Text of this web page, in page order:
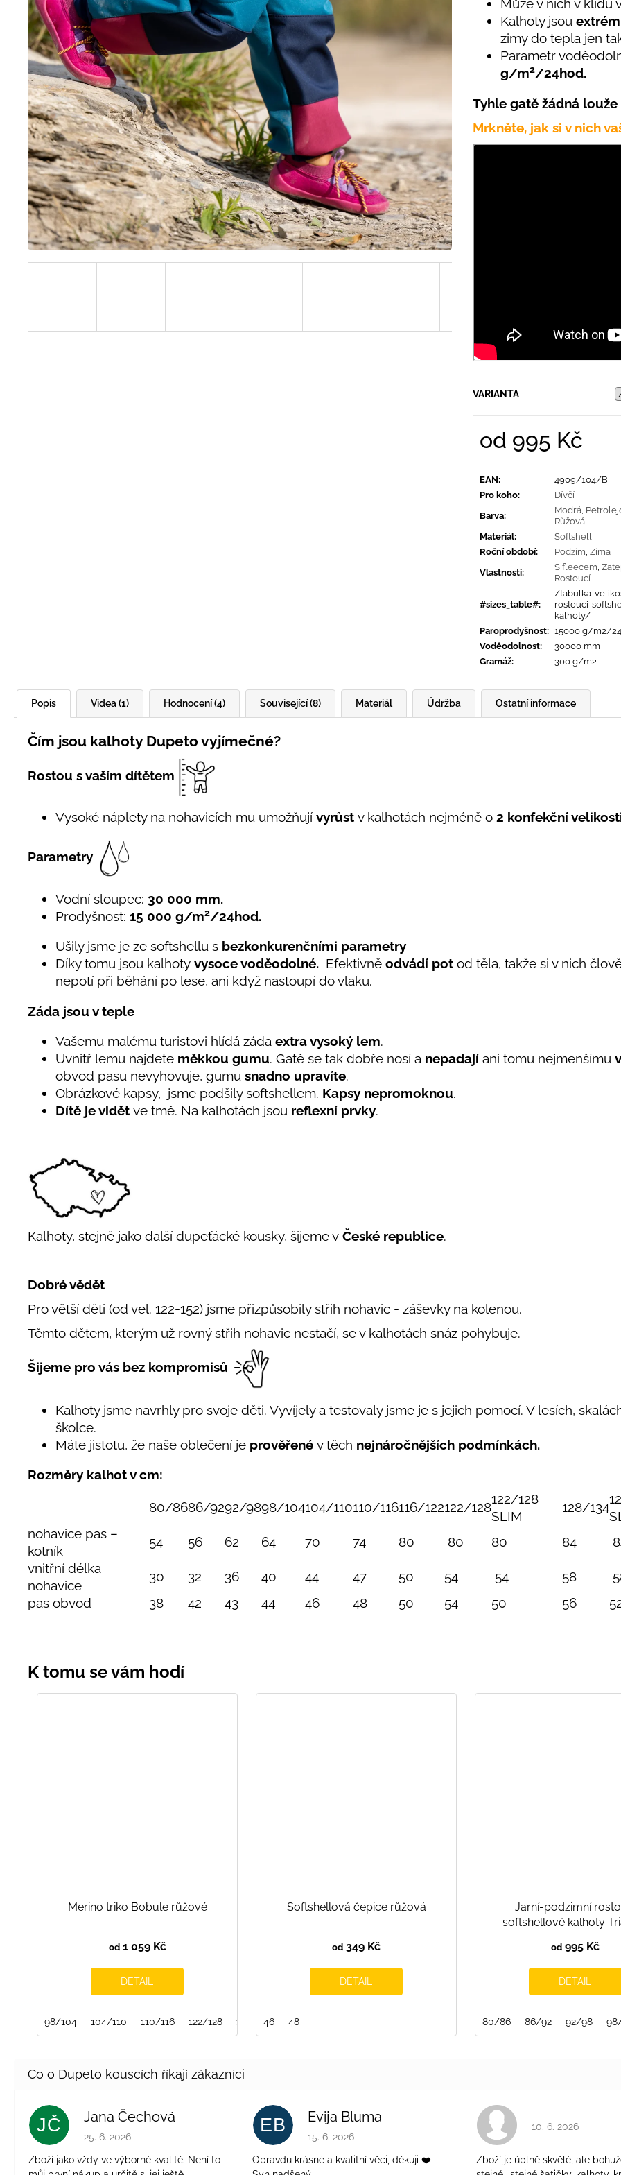
Může v nich v klidu
Kalhoty jsou
zimy do tepla jen
Parametr
g/m2/24hod.
Tyhle gatě žádná
Mrkněte, jak si v nich
VARIANTA
od 995 Kč
EAN:
4909/104/B
Pro koho:
Dívčí
Barva:
Modrá
Růžová
Materiál:
Softshell
Roční období: Podzim Zima
Vlastnosti:
S fleecem
Rostoucí
#sizes_table#:
/tabulka-
rostouci-
kalhoty/
Paroprodyšnost: 15000 g/m2/
Voděodolnost:
30000 mm
Gramáž: 300 g/m2
Popis Videa (1) Hodnocení (4) Související (8) Ostatní informace
Materiál Údržba
Čím jsou kalhoty Dupeto vyjímečné?
Rostou s vaším dítětem
Vysoké náplety na nohavicích mu umožňují vyrůst v kalhotách nejméně o 2 konfekční
Parametry
Vodní sloupec: 30 000 mm.
Prodyšnost: 15 000 g/m2/24hod.
Ušily jsme je ze softshellu s bezkonkurenčními parametry
Díky tomu jsou kalhoty vysoce voděodolné. Efektivně odvádí pot od těla, takže si v nich
nepotí při běhání po lese, ani když nastoupí do vlaku.
Záda jsou v teple
Vašemu malému turistovi hlídá záda extra vysoký lem.
Uvnitř lemu najdete měkkou gumu. Gatě se tak dobře nosí a nepadají ani tomu nejmenšímu
obvod pasu nevyhovuje, gumu snadno upravíte.
Obrázkové kapsy, jsme podšily softshellem. Kapsy nepromoknou.
Dítě je vidět ve tmě. Na kalhotách jsou reflexní prvky.
Kalhoty, stejně jako další dupeťácké kousky, šijeme v České republice.
Dobré vědět
Pro větší děti (od vel. 122-152) jsme přizpůsobily střih nohavic - záševky na kolenou.
Těmto dětem, kterým už rovný střih nohavic nestačí, se v kalhotách snáz pohybuje.
Šijeme pro vás bez kompromisů
Kalhoty jsme navrhly pro svoje děti. Vyvíjely a testovaly jsme je s jejich pomocí. V lesích,
školce.
Máte jistotu, že naše oblečení je prověřené v těch nejnáročnějších podmínkách.
Rozměry kalhot v cm:
80/8686/9292/9898/104104/110110/116116/122122/128
122/128
SLIM
128/134
nohavice pas –
kotník
54 56 62 64 70 74 80 80 80 84
vnitřní délka
nohavice
30 32 36 40 44 47 50 54 54 58
pas obvod
38 42 43 44 46 48 50 54 50 56
Merino triko Bobule růžové
od1 059 Kč
DETAIL
98/104 104/110 110/116 122/128 128/134 134/140
Softshellová čepice růžová
od 349 Kč
DETAIL
46 48
Jarní-podzimní
softshellové kalhoty
od 995 Kč
DETAIL
80/86 86/92 92/98
JČ Jana Čechová
Hodnocení obchodu je 5 z 5 hvězdiček.
25. 6. 2026
Zboží jako vždy ve výborné kvalitě. Není to
EB Evija Bluma
Hodnocení obchodu je 5 z 5 hvězdiček.
15. 6. 2026
Opravdu krásné a kvalitní věci, děkuji ❤️
Hodnocení
10. 6. 2026
Zboží je úplně skvělé, ale
395 Kč
395 Kč
435 Kč